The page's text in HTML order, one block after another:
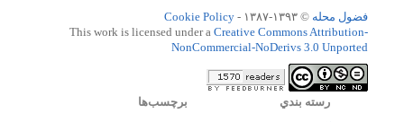
فضول محله © ۱۳۹۳-۱۳۸۷ -
Cookie Policy
This work is licensed under a Creative Commons Attribution-
NonCommercial-NoDerivs 3.0 Unported
رسته بندي برچسب‌ها